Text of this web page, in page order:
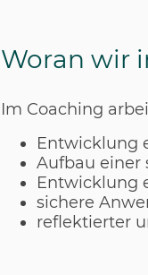
Woran wir
Im Coaching
Entwicklung
Aufbau einer
Entwicklung
sichere
reflektierter